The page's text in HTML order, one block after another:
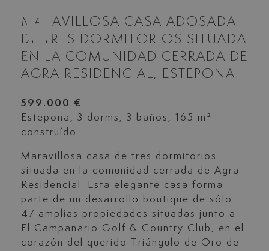
MARAVILLOSA CASA ADOSADA
DE TRES DORMITORIOS SITUADA
EN LA COMUNIDAD CERRADA DE
AGRA RESIDENCIAL, ESTEPONA
599.000 €
Estepona, 3 dorms, 3 baños, 165 m²
construído
Maravillosa casa de tres dormitorios
situada en la comunidad cerrada de Agra
Residencial. Esta elegante casa forma
parte de un desarrollo boutique de sólo
47 amplias propiedades situadas junto a
El Campanario Golf & Country Club, en el
corazón del querido Triángulo de Oro de